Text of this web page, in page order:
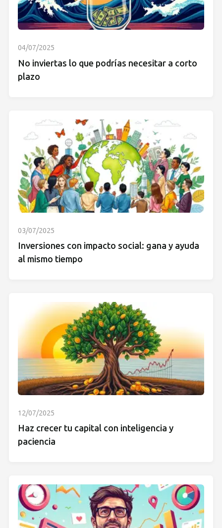
04/07/2025
No inviertas lo que podrías necesitar a corto
plazo
03/07/2025
Inversiones con impacto social: gana y ayuda
al mismo tiempo
12/07/2025
Haz crecer tu capital con inteligencia y
paciencia